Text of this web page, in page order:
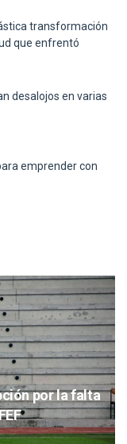
transformación
que enfrentó
desalojos en varias
emprender con
por la falta